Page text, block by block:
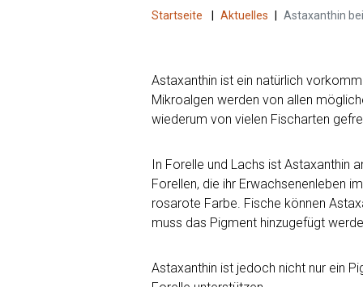
Startseite Aktuelles Astaxanthin
Astaxanthin ist ein natürlich
Mikroalgen werden von allen
wiederum von vielen Fischarten
In Forelle und Lachs ist Astaxanthin
Forellen, die ihr Erwachsenenleben
rosarote Farbe. Fische können
muss das Pigment hinzugefügt
Astaxanthin ist jedoch nicht nur ein